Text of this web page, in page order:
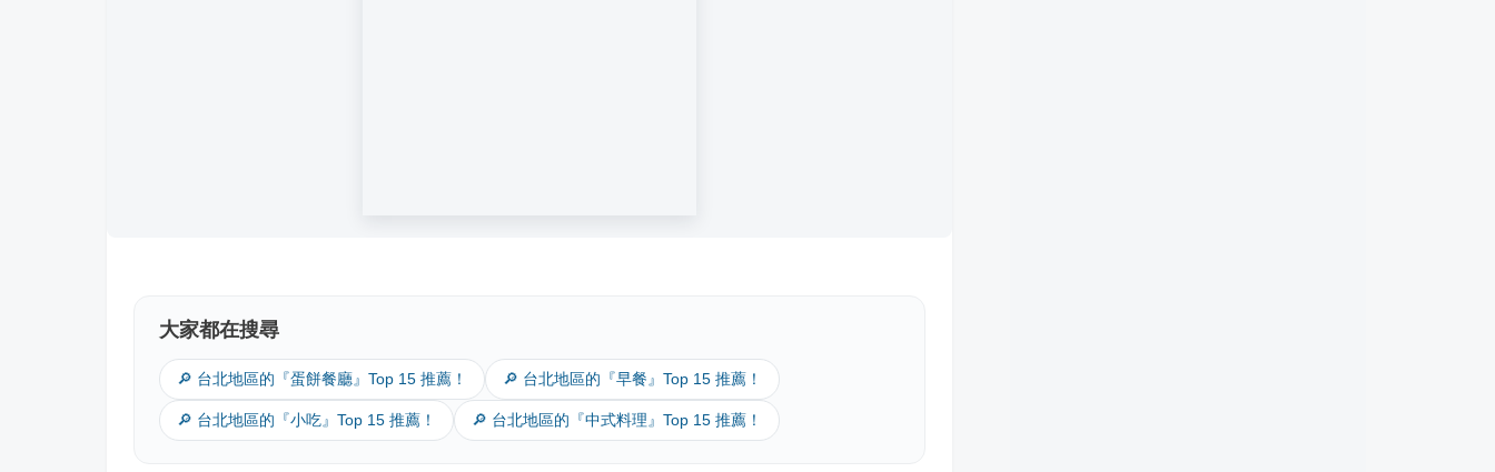
大家都在搜尋
🔎 台北地區的『蛋餅餐廳』Top 15 推薦！ 🔎 台北地區的『早餐』Top 15 推薦！
🔎 台北地區的『小吃』Top 15 推薦！ 🔎 台北地區的『中式料理』Top 15 推薦！